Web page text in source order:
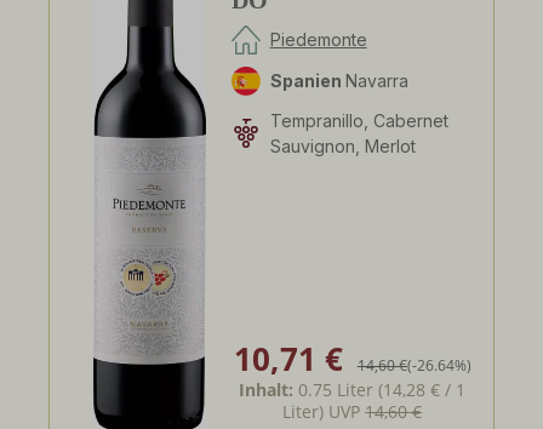
Piedemonte
Spanien Navarra
Tempranillo, Cabernet
Sauvignon, Merlot
Verkaufspreis:
10,71 € Regulärer Preis:
14,60 €(-26.64%)
Inhalt: 0.75 Liter(14,28 € / 1
Liter) UVP14,60 €